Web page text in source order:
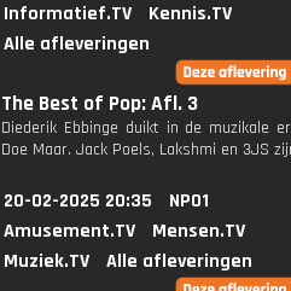
Informatief.TV
Kennis.TV
Alle afleveringen
The Best of Pop: Afl. 3
Diederik Ebbinge duikt in de muzikale
Doe Maar. Jack Poels, Lakshmi en 3JS
20-02-2025 20:35
NPO1
Amusement.TV
Mensen.TV
Muziek.TV
Alle afleveringen